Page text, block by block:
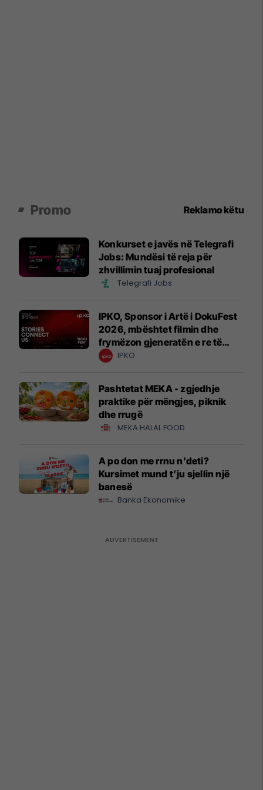
Promo Reklamo këtu
Konkurset e javës në Telegrafi
Jobs: Mundësi të reja për
zhvillimin tuaj profesional
Telegrafi Jobs
IPKO, Sponsor i Artë i DokuFest
2026, mbështet filmin dhe
frymëzon gjeneratën e re të
krijuesve
IPKO
Pashtetat MEKA - zgjedhje
praktike për mëngjes, piknik
dhe rrugë
MEKA HALAL FOOD
A po don me rrnu n’deti?
Kursimet mund t’ju sjellin një
banesë
Banka Ekonomike